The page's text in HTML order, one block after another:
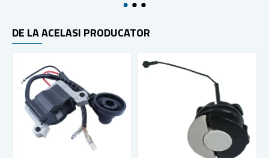
DE LA ACELASI PRODUCATOR